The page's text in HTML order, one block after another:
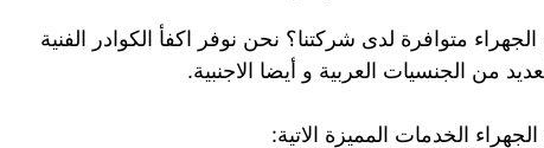
متوافرة لدى شركتنا؟ نحن نوفر اكفأ الكوادر الفنية
من الجنسيات العربية و أيضا الاجنبية.
الخدمات المميزة الاتية: